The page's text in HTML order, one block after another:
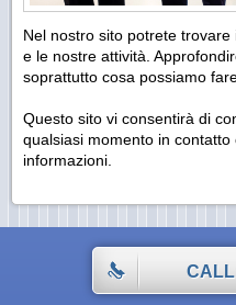
Nel nostro sito potrete
e le nostre attività.
soprattutto cosa possiamo
Questo sito vi consentirà di
qualsiasi momento in
informazioni.